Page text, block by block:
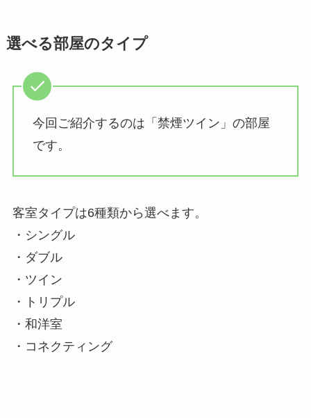
選べる部屋のタイプ
今回ご紹介するのは「禁煙ツイン」の部屋
です。
客室タイプは6種類から選べます。
・シングル
・ダブル
・ツイン
・トリプル
・和洋室
・コネクティング